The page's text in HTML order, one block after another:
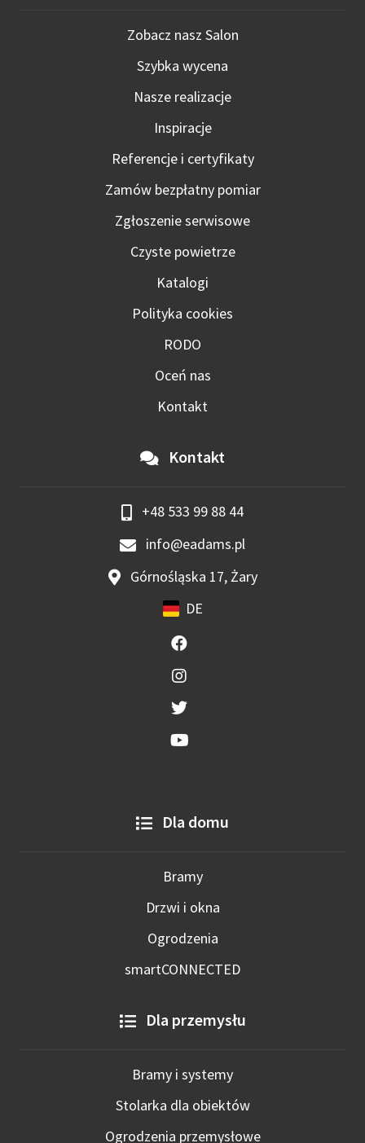
Zobacz nasz Salon
Szybka wycena
Nasze realizacje
Inspiracje
Referencje i certyfikaty
Zamów bezpłatny pomiar
Zgłoszenie serwisowe
Czyste powietrze
Katalogi
Polityka cookies
RODO
Oceń nas
Kontakt
Kontakt
+48 533 99 88 44
info@eadams.pl
Górnośląska 17, Żary
DE
Dla domu
Bramy
Drzwi i okna
Ogrodzenia
smartCONNECTED
Dla przemysłu
Bramy i systemy
Stolarka dla obiektów
Ogrodzenia przemysłowe